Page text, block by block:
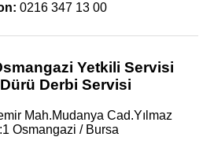
0216 347 13 00
Yetkili Servisi
Derbi Servisi
Mah.Mudanya Cad.Yılmaz
Osmangazi / Bursa